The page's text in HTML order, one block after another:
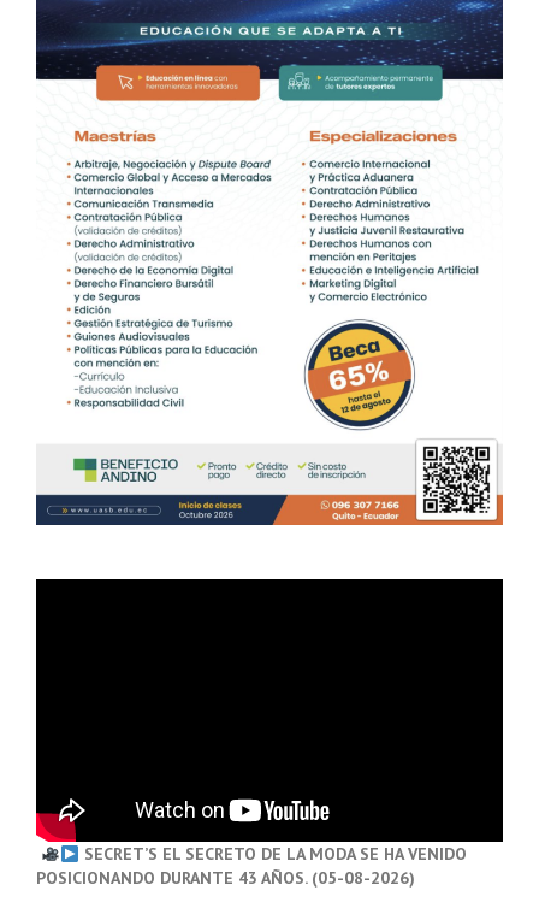
SECRET’S EL SECRETO DE LA MODA SE HA VENIDO
POSICIONANDO DURANTE 43 AÑOS. (05-08-2026)